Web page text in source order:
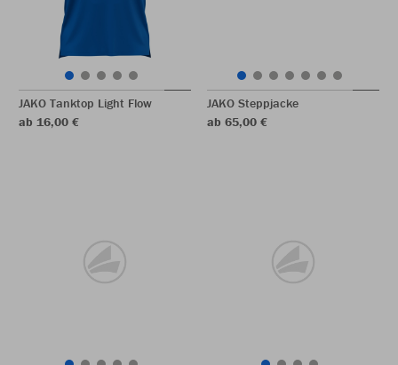
JAKO Tanktop Light Flow
ab 16,00 €
JAKO Steppjacke
ab 65,00 €